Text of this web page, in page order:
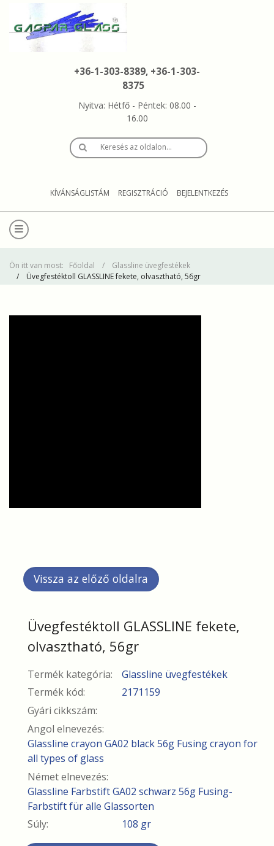
+36-1-303-8389, +36-1-303-
8375
Nyitva: Hétfő - Péntek: 08.00 -
16.00
Keresés az oldalon…
KÍVÁNSÁGLISTÁM REGISZTRÁCIÓ BEJELENTKEZÉS
Ön itt van most: Főoldal
Glassline üvegfestékek
Üvegfestéktoll GLASSLINE fekete, olvasztható, 56gr
Üvegfestéktoll GLASSLINE fekete,
olvasztható, 56gr
Termék kategória:
Glassline üvegfestékek
Termék kód:
2171159
Gyári cikkszám:
Angol elnevezés:
Glassline crayon GA02 black 56g Fusing crayon for
all types of glass
Német elnevezés:
Glassline Farbstift GA02 schwarz 56g Fusing-
Farbstift für alle Glassorten
Súly:
108 gr